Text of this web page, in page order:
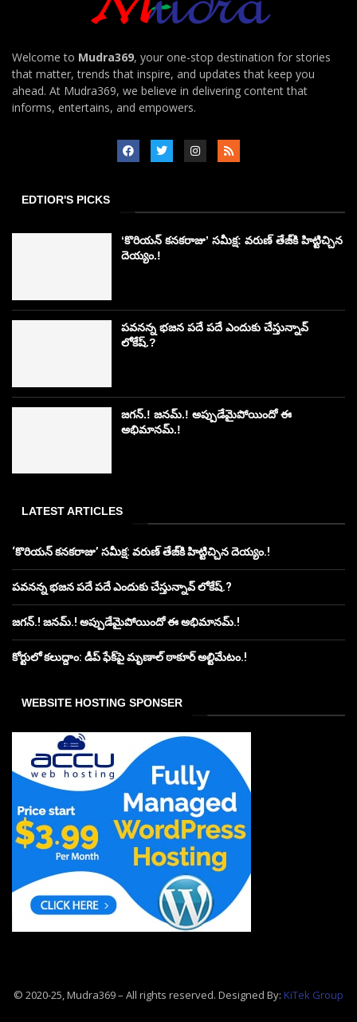
Welcome to Mudra369, your one-stop destination for stories
that matter, trends that inspire, and updates that keep you
ahead. At Mudra369, we believe in delivering content that
informs, entertains, and empowers.
EDTIOR'S PICKS
‘కొరియన్ కనకరాజు’ సమీక్ష: వరుణ్ తేజ్‌కి హిట్టిచ్చిన
దెయ్యం.!
పవనన్న భజన పదే పదే ఎందుకు చేస్తున్నావ్
లోకేష్.?
జగన్.! జనమ్.! అప్పుడేమైపోయిందో ఈ
అభిమానమ్.!
LATEST ARTICLES
‘కొరియన్ కనకరాజు’ సమీక్ష: వరుణ్ తేజ్‌కి హిట్టిచ్చిన దెయ్యం.!
పవనన్న భజన పదే పదే ఎందుకు చేస్తున్నావ్ లోకేష్.?
జగన్.! జనమ్.! అప్పుడేమైపోయిందో ఈ అభిమానమ్.!
కోర్టులో కలుద్దాం: డీప్ ఫేక్‌పై మృణాల్ ఠాకూర్ అల్టిమేటం.!
WEBSITE HOSTING SPONSER
© 2020-25, Mudra369 – All rights reserved. Designed By: KiTek Group